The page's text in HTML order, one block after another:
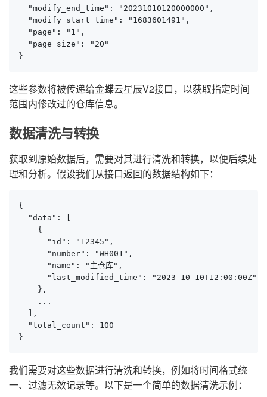
  "modify_end_time": "20231010120000000",
  "modify_start_time": "1683601491",
  "page": "1",
  "page_size": "20"
}
这些参数将被传递给金蝶云星辰V2接口，以获取指定时间
范围内修改过的仓库信息。
数据清洗与转换
获取到原始数据后，需要对其进行清洗和转换，以便后续处
理和分析。假设我们从接口返回的数据结构如下：
{
  "data": [
    {
      "id": "12345",
      "number": "WH001",
      "name": "主仓库",
      "last_modified_time": "2023-10-10T12:00:00Z"
    },
    ...
  ],
  "total_count": 100
}
我们需要对这些数据进行清洗和转换，例如将时间格式统
一、过滤无效记录等。以下是一个简单的数据清洗示例：